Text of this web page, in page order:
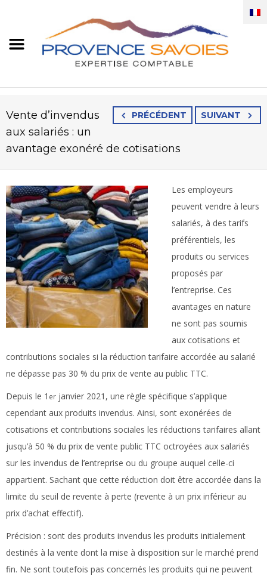
PRÉCÉDENT SUIVANT
Vente d’invendus
aux salariés : un
avantage exonéré de cotisations
Les employeurs
peuvent vendre à leurs
salariés, à des tarifs
préférentiels, les
produits ou services
proposés par
l’entreprise. Ces
avantages en nature
ne sont pas soumis
aux cotisations et
contributions sociales si la réduction tarifaire accordée au salarié
ne dépasse pas 30 % du prix de vente au public TTC.
Depuis le 1 er janvier 2021, une règle spécifique s’applique
cependant aux produits invendus. Ainsi, sont exonérées de
cotisations et contributions sociales les réductions tarifaires allant
jusqu’à 50 % du prix de vente public TTC octroyées aux salariés
sur les invendus de l’entreprise ou du groupe auquel celle-ci
appartient. Sachant que cette réduction doit être accordée dans la
limite du seuil de revente à perte (revente à un prix inférieur au
prix d’achat effectif).
Précision : sont des produits invendus les produits initialement
destinés à la vente dont la mise à disposition sur le marché prend
fin. Ne sont toutefois pas concernés les produits qui ne peuvent